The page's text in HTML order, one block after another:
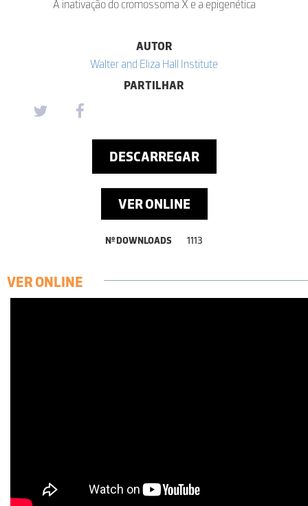
A inativação do cromossoma X e a epigenética
AUTOR
Walter and Eliza Hall Institute
PARTILHAR
DESCARREGAR
VER ONLINE
Nº DOWNLOADS 1113
VER ONLINE